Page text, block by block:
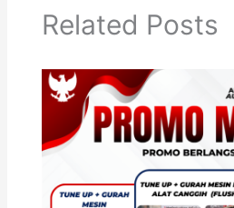
Related Posts